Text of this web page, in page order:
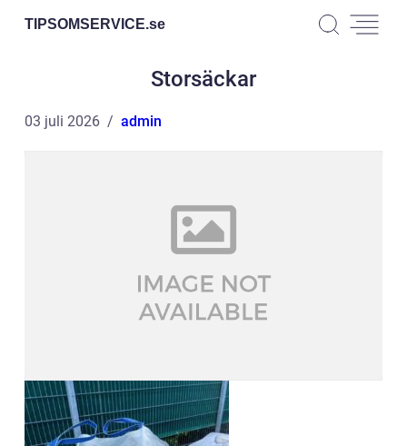
TIPSOMSERVICE.se
Storsäckar
03 juli 2026 admin